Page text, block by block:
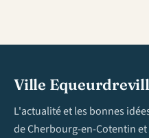
Ville
L'actualité et les bonnes
de Cherbourg-en-Cotentin